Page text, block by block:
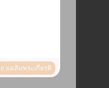
เฉลิมพระเกียรติ